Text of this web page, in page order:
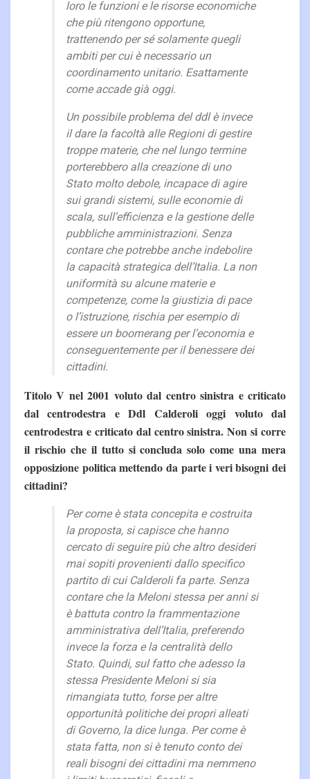
loro le funzioni e le risorse economiche
che più ritengono opportune,
trattenendo per sé solamente quegli
ambiti per cui è necessario un
coordinamento unitario. Esattamente
come accade già oggi.
Un possibile problema del ddl è invece
il dare la facoltà alle Regioni di gestire
troppe materie, che nel lungo termine
porterebbero alla creazione di uno
Stato molto debole, incapace di agire
sui grandi sistemi, sulle economie di
scala, sull’efficienza e la gestione delle
pubbliche amministrazioni. Senza
contare che potrebbe anche indebolire
la capacità strategica dell’Italia. La non
uniformità su alcune materie e
competenze, come la giustizia di pace
o l’istruzione, rischia per esempio di
essere un boomerang per l’economia e
conseguentemente per il benessere dei
cittadini.
Titolo V nel 2001 voluto dal centro sinistra e criticato
dal centrodestra e Ddl Calderoli oggi voluto dal
centrodestra e criticato dal centro sinistra. Non si corre
il rischio che il tutto si concluda solo come una mera
opposizione politica mettendo da parte i veri bisogni dei
cittadini?
Per come è stata concepita e costruita
la proposta, si capisce che hanno
cercato di seguire più che altro desideri
mai sopiti provenienti dallo specifico
partito di cui Calderoli fa parte. Senza
contare che la Meloni stessa per anni si
è battuta contro la frammentazione
amministrativa dell’Italia, preferendo
invece la forza e la centralità dello
Stato. Quindi, sul fatto che adesso la
stessa Presidente Meloni si sia
rimangiata tutto, forse per altre
opportunità politiche dei propri alleati
di Governo, la dice lunga. Per come è
stata fatta, non si è tenuto conto dei
reali bisogni dei cittadini ma nemmeno